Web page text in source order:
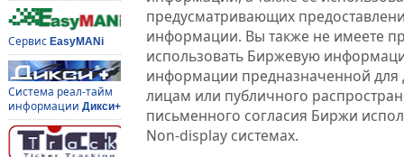
Сервис EasyMANi
Система реал-тайм
информации Дикси+
предусматривающих
информации. Вы также не имеете
использовать Биржевую
информации предназначенной для
лицам или публичного
письменного согласия Биржи
Non-display системах.